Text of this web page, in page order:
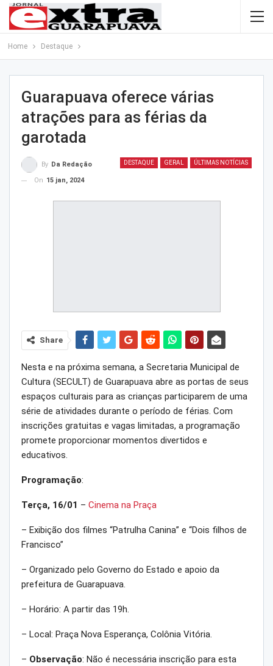
Home Destaque
Guarapuava oferece várias
atrações para as férias da
garotada
DESTAQUE GERAL ÚLTIMAS NOTÍCIAS
By Da Redação
On 15 jan, 2024
Share
Nesta e na próxima semana, a Secretaria Municipal de
Cultura (SECULT) de Guarapuava abre as portas de seus
espaços culturais para as crianças participarem de uma
série de atividades durante o período de férias. Com
inscrições gratuitas e vagas limitadas, a programação
promete proporcionar momentos divertidos e
educativos.
Programação:
Terça, 16/01 – Cinema na Praça
– Exibição dos filmes “Patrulha Canina” e “Dois filhos de
Francisco”
– Organizado pelo Governo do Estado e apoio da
prefeitura de Guarapuava.
– Horário: A partir das 19h.
– Local: Praça Nova Esperança, Colônia Vitória.
– Observação: Não é necessária inscrição para esta